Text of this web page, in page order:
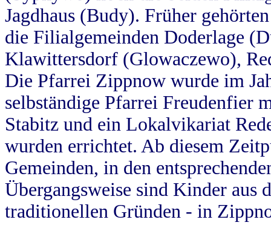
Jagdhaus (Budy). Früher
die Filialgemeinden Doderlage
Klawittersdorf (Glowaczewo),
Die Pfarrei Zippnow wurde im
selbständige Pfarrei Freudenfier
Stabitz und ein Lokalvikariat
wurden errichtet. Ab diesem
Gemeinden, in den
Übergangsweise sind Kinder aus
traditionellen Gründen - in